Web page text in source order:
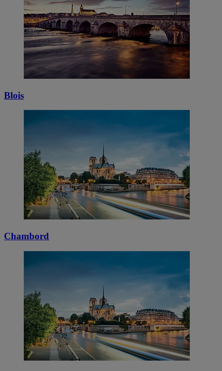
Blois
Chambord